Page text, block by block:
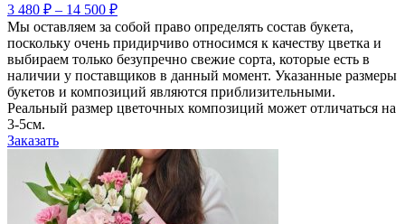
3 480 ₽ – 14 500 ₽
Мы оставляем за собой право определять состав букета,
поскольку очень придирчиво относимся к качеству цветка и
выбираем только безупречно свежие сорта, которые есть в
наличии у поставщиков в данный момент. Указанные размеры
букетов и композиций являются приблизительными.
Реальный размер цветочных композиций может отличаться на
3-5см.
Заказать